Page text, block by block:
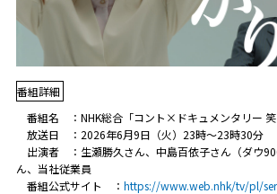
番組詳細
番組名 ：NHK総合「コント×ドキュメンタリー 笑
放送日 ：2026年6月9日（火）23時～23時30分
出演者 ：生瀬勝久さん、中島百依子さん（ダウ
ん、当社従業員
番組公式サイト ： https://www.web.nhk/tv/pl/